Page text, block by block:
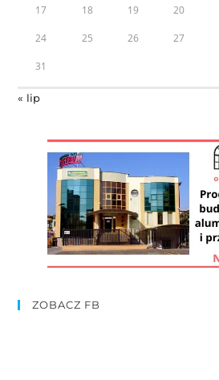
17 18 19 20
24 25 26 27
31
« lip
ZOBACZ FB